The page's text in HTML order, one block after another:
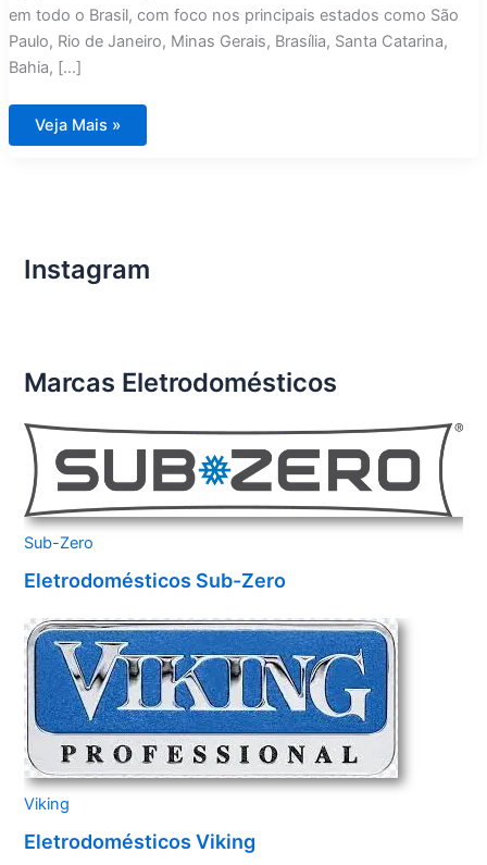
em todo o Brasil, com foco nos principais estados como São
Paulo, Rio de Janeiro, Minas Gerais, Brasília, Santa Catarina,
Bahia, […]
Assistência
Técnica
Veja Mais »
Instagram
Marcas Eletrodomésticos
Sub-Zero
Eletrodomésticos Sub-Zero
Viking
Eletrodomésticos Viking